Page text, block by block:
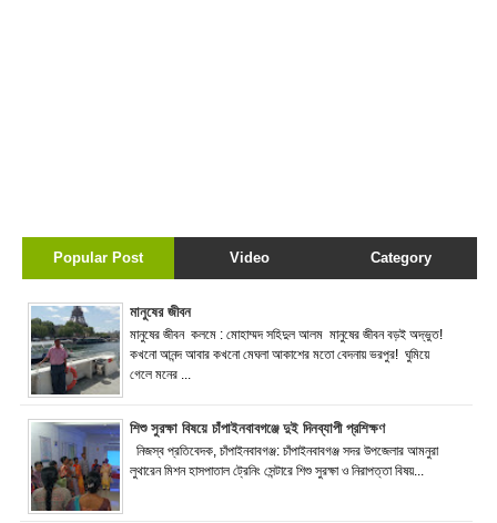
Popular Post Video Category
মানুষের জীবন
মানুষের জীবন কলমে : মোহাম্মদ সহিদুল আলম মানুষের জীবন বড়ই অদ্ভুত!
কখনো আনন্দ আবার কখনো মেঘলা আকাশের মতো বেদনায় ভরপুর! ঘুমিয়ে
গেলে মনের ...
শিশু সুরক্ষা বিষয়ে চাঁপাইনবাবগঞ্জে দুই দিনব্যাপী প্রশিক্ষণ
নিজস্ব প্রতিবেদক, চাঁপাইনবাবগঞ্জ: চাঁপাইনবাবগঞ্জ সদর উপজেলার আমনুরা
লুথারেন মিশন হাসপাতাল ট্রেনিং সেন্টারে শিশু সুরক্ষা ও নিরাপত্তা বিষয়...